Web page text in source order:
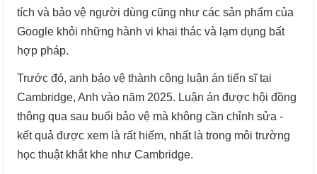
tích và bảo vệ người dùng cũng như các sản phẩm của
Google khỏi những hành vi khai thác và lạm dụng bất
hợp pháp.
Trước đó, anh bảo vệ thành công luận án tiến sĩ tại
Cambridge, Anh vào năm 2025. Luận án được hội đồng
thông qua sau buổi bảo vệ mà không cần chỉnh sửa -
kết quả được xem là rất hiếm, nhất là trong môi trường
học thuật khắt khe như Cambridge.